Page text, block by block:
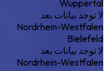
Wuppertal
لا توجد بيانات بعد
Nordrhein-Westfalen
Bielefeld
لا توجد بيانات بعد
Nordrhein-Westfalen